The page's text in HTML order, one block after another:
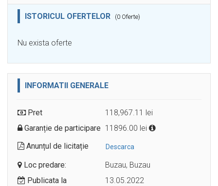
ISTORICUL OFERTELOR (0 Oferte)
Nu exista oferte
INFORMATII GENERALE
Pret
118,967.11 lei
Garanție de participare 11896.00 lei
Anunțul de licitație
Descarca
Loc predare:
Buzau, Buzau
Publicata la
13.05.2022